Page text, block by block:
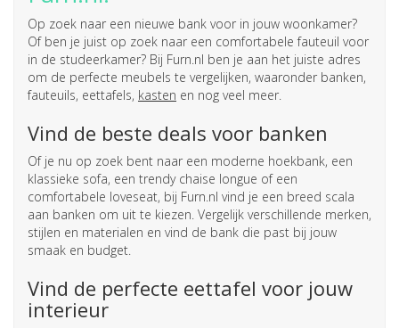
Op zoek naar een nieuwe bank voor in jouw woonkamer?
Of ben je juist op zoek naar een comfortabele fauteuil voor
in de studeerkamer? Bij Furn.nl ben je aan het juiste adres
om de perfecte meubels te vergelijken, waaronder banken,
fauteuils, eettafels, kasten en nog veel meer.
Vind de beste deals voor banken
Of je nu op zoek bent naar een moderne hoekbank, een
klassieke sofa, een trendy chaise longue of een
comfortabele loveseat, bij Furn.nl vind je een breed scala
aan banken om uit te kiezen. Vergelijk verschillende merken,
stijlen en materialen en vind de bank die past bij jouw
smaak en budget.
Vind de perfecte eettafel voor jouw
interieur